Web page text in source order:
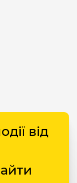
від